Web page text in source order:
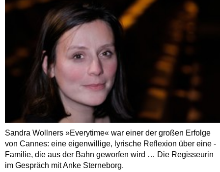
Sandra Wollners »Everytime« war einer der großen Erfolge
von Cannes: eine eigenwillige, lyrische Reflexion über eine ­
Familie, die aus der Bahn geworfen wird … Die Regisseurin
im Gespräch mit Anke Sterneborg.